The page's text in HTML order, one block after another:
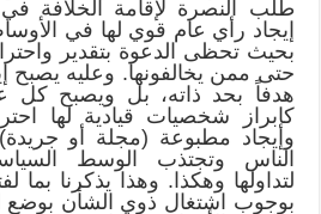
طلب النصرة لإقامة الخلافة في
إيجاد رأي عام قوي لها في
بحيث تحظى الدعوة بتقدير
حتى ممن يخالفونها. وعليه يصبح
هدفاً بحد ذاته، بل ويصبح
كإبراز شخصيات قيادية لها
وإيجاد مطبوعة (مجلة أو
الناس وتجتذب الوسط
لتداولها وهكذا. وهذا يذكرنا بما
بوجوب اشتغال ذوي الشأن بوضع